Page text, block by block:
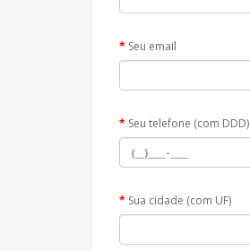
Seu email
Seu telefone (com DDD)
Sua cidade (com UF)